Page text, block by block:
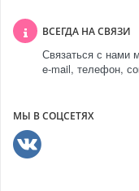
ВСЕГДА НА СВЯЗИ
Связаться с нами
e-mail, телефон,
МЫ В СОЦСЕТЯХ